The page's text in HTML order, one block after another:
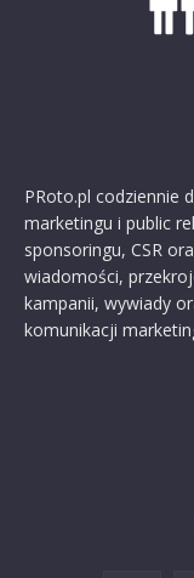
PRoto.pl codziennie
marketingu i public
sponsoringu, CSR
wiadomości,
kampanii, wywiady
komunikacji